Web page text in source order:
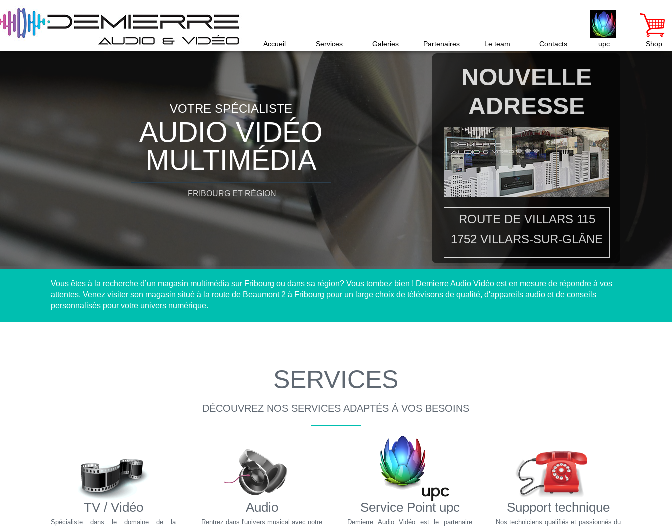
Accueil Services Partenaires Le team
Galeries Contacts upc Shop
VOTRE SPÉCIALISTE
AUDIO VIDÉO
MULTIMÉDIA
FRIBOURG ET RÉGION
NOUVELLE
ADRESSE
ROUTE DE VILLARS 115
1752 VILLARS-SUR-GLÂNE
Vous êtes à la recherche d’un magasin multimédia sur Fribourg ou dans sa région? Vous tombez bien ! Demierre Audio Vidéo est en mesure de répondre à vos
attentes. Venez visiter son magasin situé à la route de Beaumont 2 à Fribourg pour un large choix de télévisons de qualité, d'appareils audio et de conseils
personnalisés pour votre univers numérique.
SERVICES
DÉCOUVREZ NOS SERVICES ADAPTÉS Á VOS BESOINS
TV / Vidéo
Spécialiste dans le domaine de la
Audio
Rentrez dans l'univers musical avec notre
Service Point upc
Demierre Audio Vidéo est le partenaire
Support technique
Nos techniciens qualifiés et passionnés du